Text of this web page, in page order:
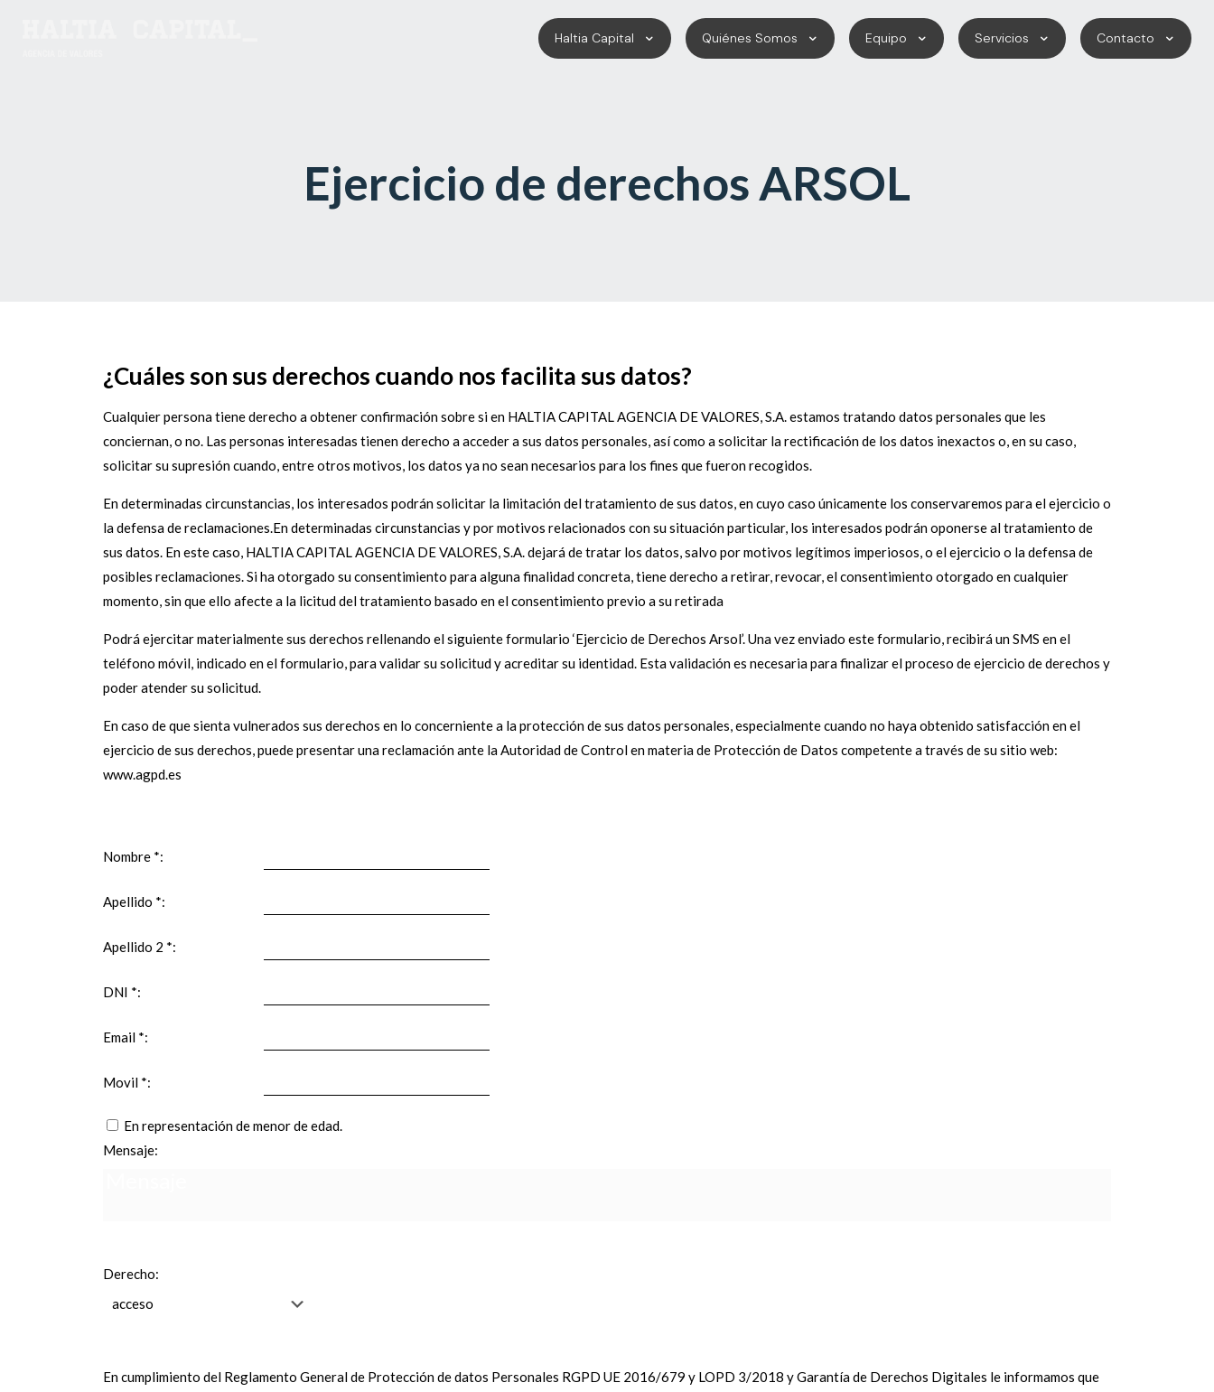
Haltia Capital Quiénes Somos Equipo Servicios Contacto
Ejercicio de derechos ARSOL
¿Cuáles son sus derechos cuando nos facilita sus datos?
Cualquier persona tiene derecho a obtener confirmación sobre si en HALTIA CAPITAL AGENCIA DE VALORES, S.A. estamos tratando datos personales que les
conciernan, o no. Las personas interesadas tienen derecho a acceder a sus datos personales, así como a solicitar la rectificación de los datos inexactos o, en su caso,
solicitar su supresión cuando, entre otros motivos, los datos ya no sean necesarios para los fines que fueron recogidos.
En determinadas circunstancias, los interesados podrán solicitar la limitación del tratamiento de sus datos, en cuyo caso únicamente los conservaremos para el ejercicio o
la defensa de reclamaciones.En determinadas circunstancias y por motivos relacionados con su situación particular, los interesados podrán oponerse al tratamiento de
sus datos. En este caso, HALTIA CAPITAL AGENCIA DE VALORES, S.A. dejará de tratar los datos, salvo por motivos legítimos imperiosos, o el ejercicio o la defensa de
posibles reclamaciones. Si ha otorgado su consentimiento para alguna finalidad concreta, tiene derecho a retirar, revocar, el consentimiento otorgado en cualquier
momento, sin que ello afecte a la licitud del tratamiento basado en el consentimiento previo a su retirada
Podrá ejercitar materialmente sus derechos rellenando el siguiente formulario ‘Ejercicio de Derechos Arsol’. Una vez enviado este formulario, recibirá un SMS en el
teléfono móvil, indicado en el formulario, para validar su solicitud y acreditar su identidad. Esta validación es necesaria para finalizar el proceso de ejercicio de derechos y
poder atender su solicitud.
En caso de que sienta vulnerados sus derechos en lo concerniente a la protección de sus datos personales, especialmente cuando no haya obtenido satisfacción en el
ejercicio de sus derechos, puede presentar una reclamación ante la Autoridad de Control en materia de Protección de Datos competente a través de su sitio web:
www.agpd.es
Nombre *:
Apellido *:
Apellido 2 *:
DNI *:
Email *:
Movil *:
En representación de menor de edad.
Mensaje:
Derecho:
En cumplimiento del Reglamento General de Protección de datos Personales RGPD UE 2016/679 y LOPD 3/2018 y Garantía de Derechos Digitales le informamos que